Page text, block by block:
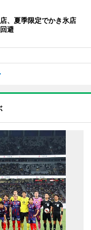
、夏季限定でかき氷店
避